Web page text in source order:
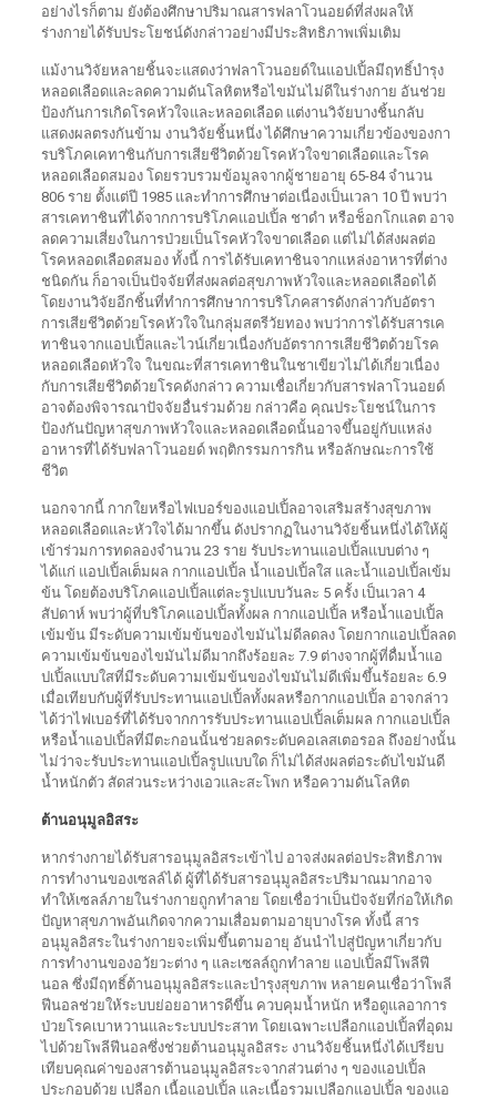
อย่างไรก็ตาม ยังต้องศึกษาปริมาณสารฟลาโวนอยด์ที่ส่งผลให้
ร่างกายได้รับประโยชน์ดังกล่าวอย่างมีประสิทธิภาพเพิ่มเติม
แม้งานวิจัยหลายชิ้นจะแสดงว่าฟลาโวนอยด์ในแอปเปิ้ลมีฤทธิ์บำรุง
หลอดเลือดและลดความดันโลหิตหรือไขมันไม่ดีในร่างกาย อันช่วย
ป้องกันการเกิดโรคหัวใจและหลอดเลือด แต่งานวิจัยบางชิ้นกลับ
แสดงผลตรงกันข้าม งานวิจัยชิ้นหนึ่ง ได้ศึกษาความเกี่ยวข้องของกา
รบริโภคเคทาชินกับการเสียชีวิตด้วยโรคหัวใจขาดเลือดและโรค
หลอดเลือดสมอง โดยรวบรวมข้อมูลจากผู้ชายอายุ 65-84 จำนวน
806 ราย ตั้งแต่ปี 1985 และทำการศึกษาต่อเนื่องเป็นเวลา 10 ปี พบว่า
สารเคทาชินที่ได้จากการบริโภคแอปเปิ้ล ชาดำ หรือช็อกโกแลต อาจ
ลดความเสี่ยงในการป่วยเป็นโรคหัวใจขาดเลือด แต่ไม่ได้ส่งผลต่อ
โรคหลอดเลือดสมอง ทั้งนี้ การได้รับเคทาชินจากแหล่งอาหารที่ต่าง
ชนิดกัน ก็อาจเป็นปัจจัยที่ส่งผลต่อสุขภาพหัวใจและหลอดเลือดได้
โดยงานวิจัยอีกชิ้นที่ทำการศึกษาการบริโภคสารดังกล่าวกับอัตรา
การเสียชีวิตด้วยโรคหัวใจในกลุ่มสตรีวัยทอง พบว่าการได้รับสารเค
ทาชินจากแอปเปิ้ลและไวน์เกี่ยวเนื่องกับอัตราการเสียชีวิตด้วยโรค
หลอดเลือดหัวใจ ในขณะที่สารเคทาชินในชาเขียวไม่ได้เกี่ยวเนื่อง
กับการเสียชีวิตด้วยโรคดังกล่าว ความเชื่อเกี่ยวกับสารฟลาโวนอยด์
อาจต้องพิจารณาปัจจัยอื่นร่วมด้วย กล่าวคือ คุณประโยชน์ในการ
ป้องกันปัญหาสุขภาพหัวใจและหลอดเลือดนั้นอาจขึ้นอยู่กับแหล่ง
อาหารที่ได้รับฟลาโวนอยด์ พฤติกรรมการกิน หรือลักษณะการใช้
ชีวิต
นอกจากนี้ กากใยหรือไฟเบอร์ของแอปเปิ้ลอาจเสริมสร้างสุขภาพ
หลอดเลือดและหัวใจได้มากขึ้น ดังปรากฏในงานวิจัยชิ้นหนึ่งได้ให้ผู้
เข้าร่วมการทดลองจำนวน 23 ราย รับประทานแอปเปิ้ลแบบต่าง ๆ
ได้แก่ แอปเปิ้ลเต็มผล กากแอปเปิ้ล น้ำแอปเปิ้ลใส และน้ำแอปเปิ้ลเข้ม
ข้น โดยต้องบริโภคแอปเปิ้ลแต่ละรูปแบบวันละ 5 ครั้ง เป็นเวลา 4
สัปดาห์ พบว่าผู้ที่บริโภคแอปเปิ้ลทั้งผล กากแอปเปิ้ล หรือน้ำแอปเปิ้ล
เข้มข้น มีระดับความเข้มข้นของไขมันไม่ดีลดลง โดยกากแอปเปิ้ลลด
ความเข้มข้นของไขมันไม่ดีมากถึงร้อยละ 7.9 ต่างจากผู้ที่ดื่มน้ำแอ
ปเปิ้ลแบบใสที่มีระดับความเข้มข้นของไขมันไม่ดีเพิ่มขึ้นร้อยละ 6.9
เมื่อเทียบกับผู้ที่รับประทานแอปเปิ้ลทั้งผลหรือกากแอปเปิ้ล อาจกล่าว
ได้ว่าไฟเบอร์ที่ได้รับจากการรับประทานแอปเปิ้ลเต็มผล กากแอปเปิ้ล
หรือน้ำแอปเปิ้ลที่มีตะกอนนั้นช่วยลดระดับคอเลสเตอรอล ถึงอย่างนั้น
ไม่ว่าจะรับประทานแอปเปิ้ลรูปแบบใด ก็ไม่ได้ส่งผลต่อระดับไขมันดี
น้ำหนักตัว สัดส่วนระหว่างเอวและสะโพก หรือความดันโลหิต
ต้านอนุมูลอิสระ
หากร่างกายได้รับสารอนุมูลอิสระเข้าไป อาจส่งผลต่อประสิทธิภาพ
การทำงานของเซลล์ได้ ผู้ที่ได้รับสารอนุมูลอิสระปริมาณมากอาจ
ทำให้เซลล์ภายในร่างกายถูกทำลาย โดยเชื่อว่าเป็นปัจจัยที่ก่อให้เกิด
ปัญหาสุขภาพอันเกิดจากความเสื่อมตามอายุบางโรค ทั้งนี้ สาร
อนุมูลอิสระในร่างกายจะเพิ่มขึ้นตามอายุ อันนำไปสู่ปัญหาเกี่ยวกับ
การทำงานของอวัยวะต่าง ๆ และเซลล์ถูกทำลาย แอปเปิ้ลมีโพลีฟี
นอล ซึ่งมีฤทธิ์ต้านอนุมูลอิสระและบำรุงสุขภาพ หลายคนเชื่อว่าโพลี
ฟีนอลช่วยให้ระบบย่อยอาหารดีขึ้น ควบคุมน้ำหนัก หรือดูแลอาการ
ป่วยโรคเบาหวานและระบบประสาท โดยเฉพาะเปลือกแอปเปิ้ลที่อุดม
ไปด้วยโพลีฟีนอลซึ่งช่วยต้านอนุมูลอิสระ งานวิจัยชิ้นหนึ่งได้เปรียบ
เทียบคุณค่าของสารต้านอนุมูลอิสระจากส่วนต่าง ๆ ของแอปเปิ้ล
ประกอบด้วย เปลือก เนื้อแอปเปิ้ล และเนื้อรวมเปลือกแอปเปิ้ล ของแอ